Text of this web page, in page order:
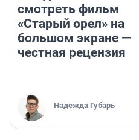
смотреть фильм
«Старый орел» на
большом экране —
честная рецензия
Надежда Губарь